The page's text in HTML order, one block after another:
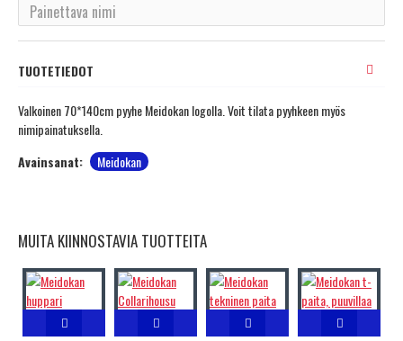
TUOTETIEDOT
Valkoinen 70*140cm pyyhe Meidokan logolla. Voit tilata pyyhkeen myös
nimipainatuksella.
Avainsanat:
Meidokan
MUITA KIINNOSTAVIA TUOTTEITA